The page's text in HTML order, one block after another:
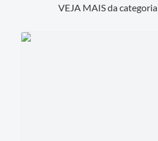
VEJA MAIS da categoria